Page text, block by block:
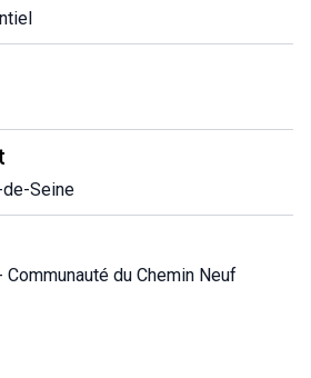
de-Seine
Communauté du Chemin Neuf